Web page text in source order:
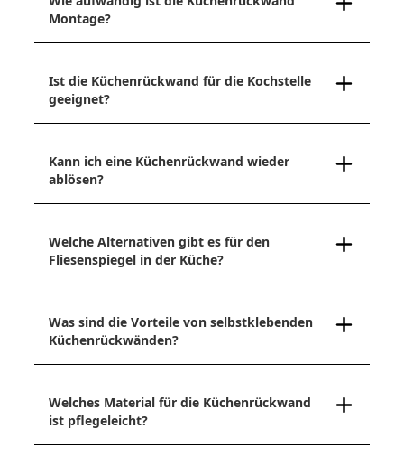
Montage?
Ist die Küchenrückwand für die Kochstelle
geeignet?
Kann ich eine Küchenrückwand wieder
ablösen?
Welche Alternativen gibt es für den
Fliesenspiegel in der Küche?
Was sind die Vorteile von selbstklebenden
Küchenrückwänden?
Welches Material für die Küchenrückwand
ist pflegeleicht?